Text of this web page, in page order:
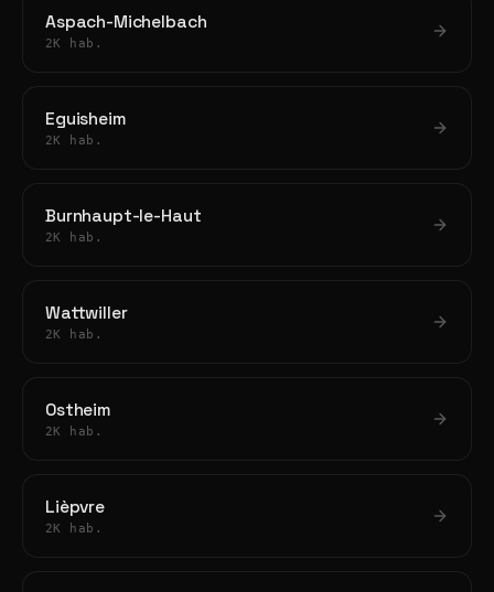
Aspach-Michelbach
2K hab.
Eguisheim
2K hab.
Burnhaupt-le-Haut
2K hab.
Wattwiller
2K hab.
Ostheim
2K hab.
Lièpvre
2K hab.